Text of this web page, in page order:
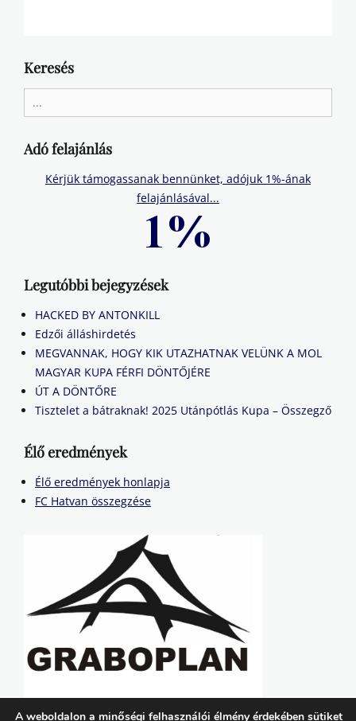
Keresés
for:
Adó felajánlás
Kérjük támogassanak bennünket, adójuk 1%-ának
felajánlásával...
Legutóbbi bejegyzések
HACKED BY ANTONKILL
Edzői álláshirdetés
MEGVANNAK, HOGY KIK UTAZHATNAK VELÜNK A MOL
MAGYAR KUPA FÉRFI DÖNTŐJÉRE
ÚT A DÖNTŐRE
Tisztelet a bátraknak! 2025 Utánpótlás Kupa – Összegző
Élő eredmények
Élő eredmények honlapja
FC Hatvan összegzése
A weboldalon a minőségi felhasználói élmény érdekében sütiket